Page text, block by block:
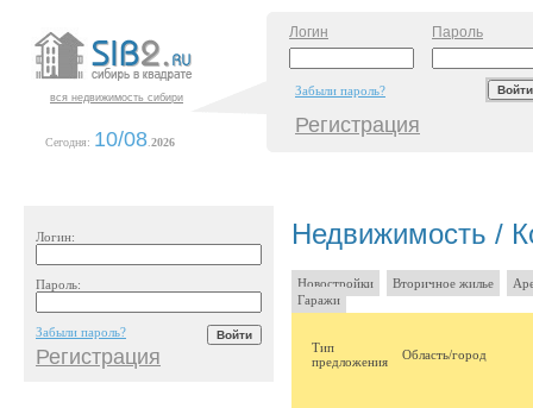
вся недвижимость сибири
Сегодня: 10/08 2026
Логин Пароль
Забыли пароль?
Регистрация
Логин:
Пароль:
Забыли пароль?
Регистрация
Недвижимость /
Новостройки Вторичное жилье
Гаражи
Тип
предложения
Область/город